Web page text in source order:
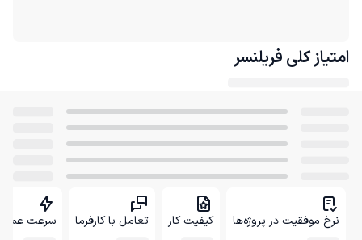
امتیاز کلی فریلنسر
نرخ موفقیت در پروژه‌ها کیفیت کار تعامل با کارفرما سرعت عمل